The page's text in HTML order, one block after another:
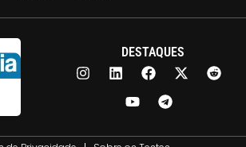
DESTAQUES